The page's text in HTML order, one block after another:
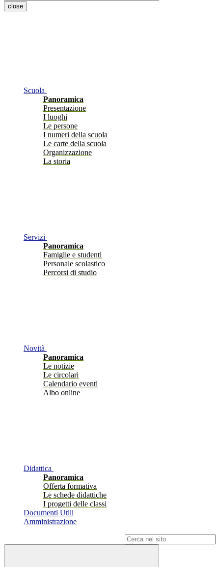
close
Scuola
Panoramica
Presentazione
I luoghi
Le persone
I numeri della scuola
Le carte della scuola
Organizzazione
La storia
Servizi
Panoramica
Famiglie e studenti
Personale scolastico
Percorsi di studio
Novità
Panoramica
Le notizie
Le circolari
Calendario eventi
Albo online
Didattica
Panoramica
Offerta formativa
Le schede didattiche
I progetti delle classi
Documenti Utili
Amministrazione